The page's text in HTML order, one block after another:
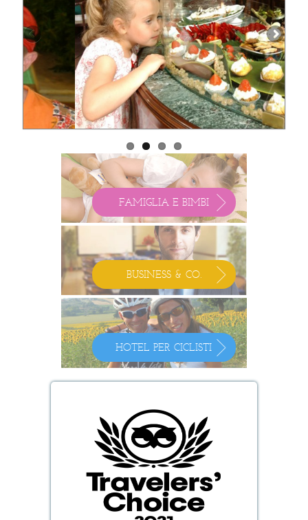
FAMIGLIA E BIMBI
BUSINESS & CO.
HOTEL PER CICLISTI